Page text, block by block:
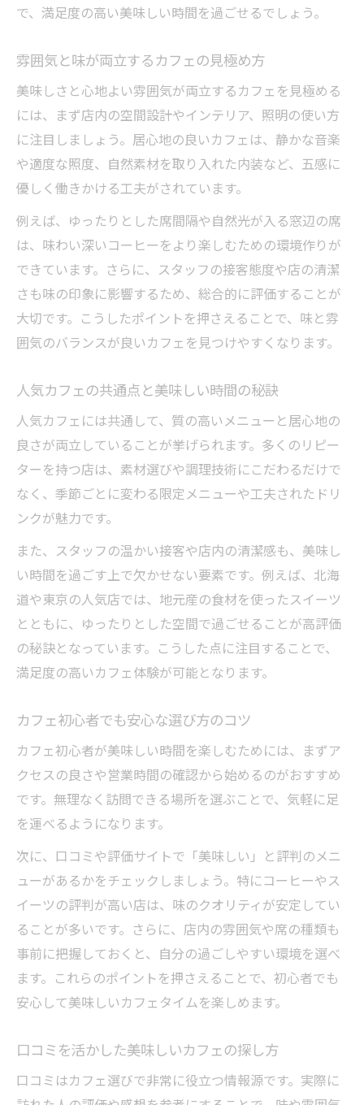
心地よさと美味しさが調和するカフェ選び
美味しいカフェの空間づくりの工夫とは
こだわりカフェで味わう特別な美味しさ
美味しいコーヒーが楽しめる場所選び
カフェで見つける美味しいコーヒーの世界
コーヒー好きが通うカフェの選び方
美味しいカフェで味わう至高の一杯体験
カフェのコーヒーが美味しい理由を知ろう
美味しいコーヒー探しにおすすめのカフェ
スイーツ自慢のカフェを堪能するポイント
カフェで楽しむ美味しいスイーツ選びの極
意
カフェのスイーツで心ときめく美味しい時
カフェで味わう限定スイーツの魅力
で、満足度の高い美味しい時間を過ごせるでしょう。
雰囲気と味が両立するカフェの見極め方
美味しさと心地よい雰囲気が両立するカフェを見極める
には、まず店内の空間設計やインテリア、照明の使い方
に注目しましょう。居心地の良いカフェは、静かな音楽
や適度な照度、自然素材を取り入れた内装など、五感に
優しく働きかける工夫がされています。
例えば、ゆったりとした席間隔や自然光が入る窓辺の席
は、味わい深いコーヒーをより楽しむための環境作りが
できています。さらに、スタッフの接客態度や店の清潔
さも味の印象に影響するため、総合的に評価することが
大切です。こうしたポイントを押さえることで、味と雰
囲気のバランスが良いカフェを見つけやすくなります。
人気カフェの共通点と美味しい時間の秘訣
人気カフェには共通して、質の高いメニューと居心地の
良さが両立していることが挙げられます。多くのリピー
ターを持つ店は、素材選びや調理技術にこだわるだけで
なく、季節ごとに変わる限定メニューや工夫されたドリ
ンクが魅力です。
また、スタッフの温かい接客や店内の清潔感も、美味し
い時間を過ごす上で欠かせない要素です。例えば、北海
道や東京の人気店では、地元産の食材を使ったスイーツ
とともに、ゆったりとした空間で過ごせることが高評価
の秘訣となっています。こうした点に注目することで、
満足度の高いカフェ体験が可能となります。
カフェ初心者でも安心な選び方のコツ
カフェ初心者が美味しい時間を楽しむためには、まずア
クセスの良さや営業時間の確認から始めるのがおすすめ
です。無理なく訪問できる場所を選ぶことで、気軽に足
を運べるようになります。
次に、口コミや評価サイトで「美味しい」と評判のメニ
ューがあるかをチェックしましょう。特にコーヒーやス
イーツの評判が高い店は、味のクオリティが安定してい
ることが多いです。さらに、店内の雰囲気や席の種類も
事前に把握しておくと、自分の過ごしやすい環境を選べ
ます。これらのポイントを押さえることで、初心者でも
安心して美味しいカフェタイムを楽しめます。
口コミを活かした美味しいカフェの探し方
口コミはカフェ選びで非常に役立つ情報源です。実際に